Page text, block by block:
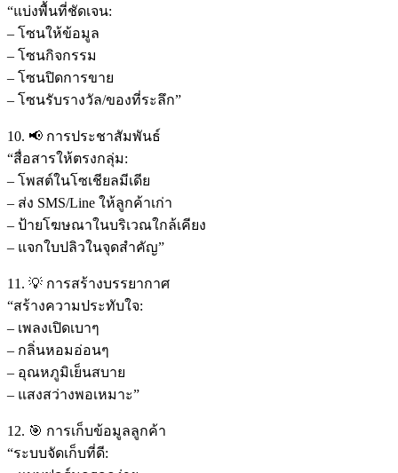
“แบ่งพื้นที่ชัดเจน:
– โซนให้ข้อมูล
– โซนกิจกรรม
– โซนปิดการขาย
– โซนรับรางวัล/ของที่ระลึก”
10. 📢 การประชาสัมพันธ์
“สื่อสารให้ตรงกลุ่ม:
– โพสต์ในโซเชียลมีเดีย
– ส่ง SMS/Line ให้ลูกค้าเก่า
– ป้ายโฆษณาในบริเวณใกล้เคียง
– แจกใบปลิวในจุดสำคัญ”
11. 💡 การสร้างบรรยากาศ
“สร้างความประทับใจ:
– เพลงเปิดเบาๆ
– กลิ่นหอมอ่อนๆ
– อุณหภูมิเย็นสบาย
– แสงสว่างพอเหมาะ”
12. 🎯 การเก็บข้อมูลลูกค้า
“ระบบจัดเก็บที่ดี: